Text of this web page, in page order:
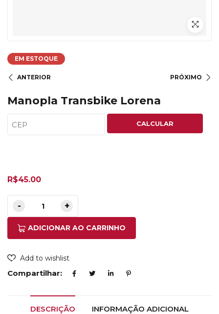
EM ESTOQUE
ANTERIOR PRÓXIMO
Manopla Transbike Lorena
CALCULAR
R$45.00
ADICIONAR AO CARRINHO
Add to wishlist
Compartilhar:
DESCRIÇÃO INFORMAÇÃO ADICIONAL